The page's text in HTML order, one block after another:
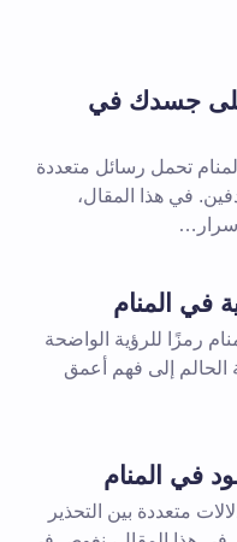
جسدك في
تحمل رسائل متعددة
في هذا المقال،
في المنام
رمزًا للرؤية الواضحة
الحالم إلى فهم أعمق
في المنام
متعددة بين التحذير